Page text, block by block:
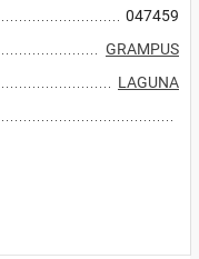
047459
GRAMPUS
LAGUNA